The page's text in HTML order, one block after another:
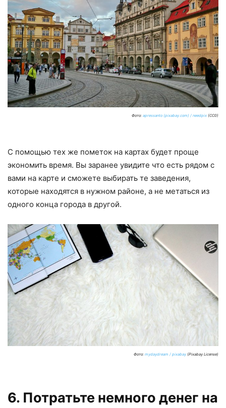
Фото: apressanto (pixabay.com) / needpix (CC0)
С помощью тех же пометок на картах будет проще
экономить время. Вы заранее увидите что есть рядом с
вами на карте и сможете выбирать те заведения,
которые находятся в нужном районе, а не метаться из
одного конца города в другой.
Фото: mydaydream / pixabay (Pixabay License)
6. Потратьте немного денег на